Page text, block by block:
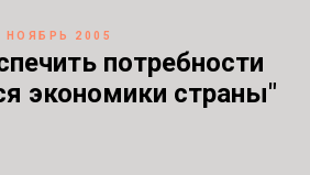
2005
потребности
экономики страны"